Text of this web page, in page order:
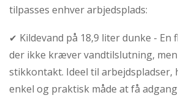
tilpasses enhver arbjedsplads:
✔ Kildevand på 18,9 liter dunke - En
der ikke kræver vandtilslutning,
stikkontakt. Ideel til arbejdspladser,
enkel og praktisk måde at få